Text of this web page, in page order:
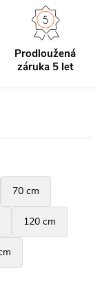
Prodloužená
záruka 5 let